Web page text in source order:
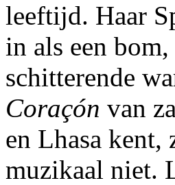
leeftijd. Haar
in als een
schitterende
Coraçón van
en Lhasa
muzikaal niet.